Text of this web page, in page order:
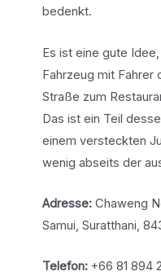
bedenkt.
Es ist eine gute
Fahrzeug mit Fahrer
Straße zum
Das ist ein Teil
einem versteckten
wenig abseits der
Adresse:Chaweng
Samui, Suratthani,
Telefon:+66 81 894